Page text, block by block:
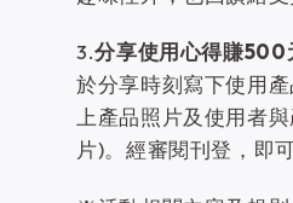
3.分享使用心得賺500
於分享時刻寫下使用
上產品照片及使用者
片)。經審閱刊登，即